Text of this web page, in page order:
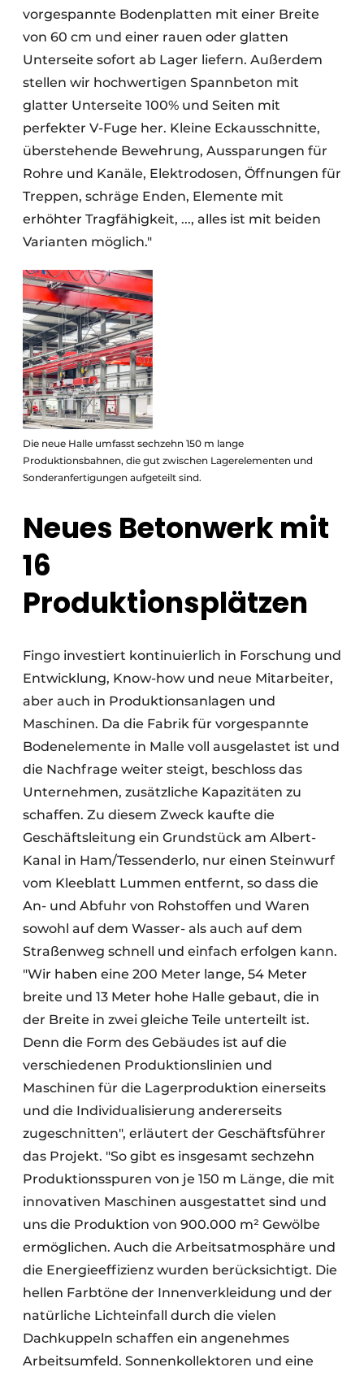
vorgespannte Bodenplatten mit einer Breite
von 60 cm und einer rauen oder glatten
Unterseite sofort ab Lager liefern. Außerdem
stellen wir hochwertigen Spannbeton mit
glatter Unterseite 100% und Seiten mit
perfekter V-Fuge her. Kleine Eckausschnitte,
überstehende Bewehrung, Aussparungen für
Rohre und Kanäle, Elektrodosen, Öffnungen für
Treppen, schräge Enden, Elemente mit
erhöhter Tragfähigkeit, ..., alles ist mit beiden
Varianten möglich."
Die neue Halle umfasst sechzehn 150 m lange
Produktionsbahnen, die gut zwischen Lagerelementen und
Sonderanfertigungen aufgeteilt sind.
Neues Betonwerk mit
16
Produktionsplätzen
Fingo investiert kontinuierlich in Forschung und
Entwicklung, Know-how und neue Mitarbeiter,
aber auch in Produktionsanlagen und
Maschinen. Da die Fabrik für vorgespannte
Bodenelemente in Malle voll ausgelastet ist und
die Nachfrage weiter steigt, beschloss das
Unternehmen, zusätzliche Kapazitäten zu
schaffen. Zu diesem Zweck kaufte die
Geschäftsleitung ein Grundstück am Albert-
Kanal in Ham/Tessenderlo, nur einen Steinwurf
vom Kleeblatt Lummen entfernt, so dass die
An- und Abfuhr von Rohstoffen und Waren
sowohl auf dem Wasser- als auch auf dem
Straßenweg schnell und einfach erfolgen kann.
"Wir haben eine 200 Meter lange, 54 Meter
breite und 13 Meter hohe Halle gebaut, die in
der Breite in zwei gleiche Teile unterteilt ist.
Denn die Form des Gebäudes ist auf die
verschiedenen Produktionslinien und
Maschinen für die Lagerproduktion einerseits
und die Individualisierung andererseits
zugeschnitten", erläutert der Geschäftsführer
das Projekt. "So gibt es insgesamt sechzehn
Produktionsspuren von je 150 m Länge, die mit
innovativen Maschinen ausgestattet sind und
uns die Produktion von 900.000 m² Gewölbe
ermöglichen. Auch die Arbeitsatmosphäre und
die Energieeffizienz wurden berücksichtigt. Die
hellen Farbtöne der Innenverkleidung und der
natürliche Lichteinfall durch die vielen
Dachkuppeln schaffen ein angenehmes
Arbeitsumfeld. Sonnenkollektoren und eine